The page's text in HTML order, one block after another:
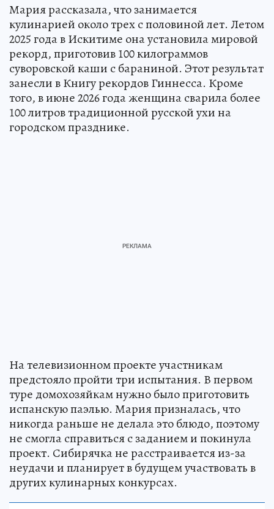
Мария рассказала, что занимается
кулинарией около трех с половиной лет. Летом
2025 года в Искитиме она установила мировой
рекорд, приготовив 100 килограммов
суворовской каши с бараниной. Этот результат
занесли в Книгу рекордов Гиннесса. Кроме
того, в июне 2026 года женщина сварила более
100 литров традиционной русской ухи на
городском празднике.
На телевизионном проекте участникам
предстояло пройти три испытания. В первом
туре домохозяйкам нужно было приготовить
испанскую паэлью. Мария призналась, что
никогда раньше не делала это блюдо, поэтому
не смогла справиться с заданием и покинула
проект. Сибирячка не расстраивается из-за
неудачи и планирует в будущем участвовать в
других кулинарных конкурсах.